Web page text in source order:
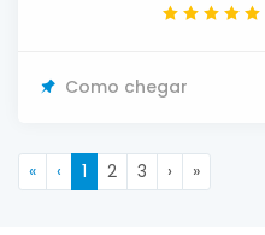
Como chegar
« ‹ 1 2 3 › »